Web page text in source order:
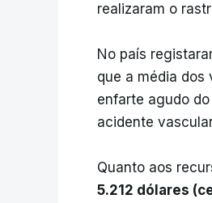
realizaram o
No país
que a média dos
enfarte agudo
acidente
Quanto aos
5.212 dólares